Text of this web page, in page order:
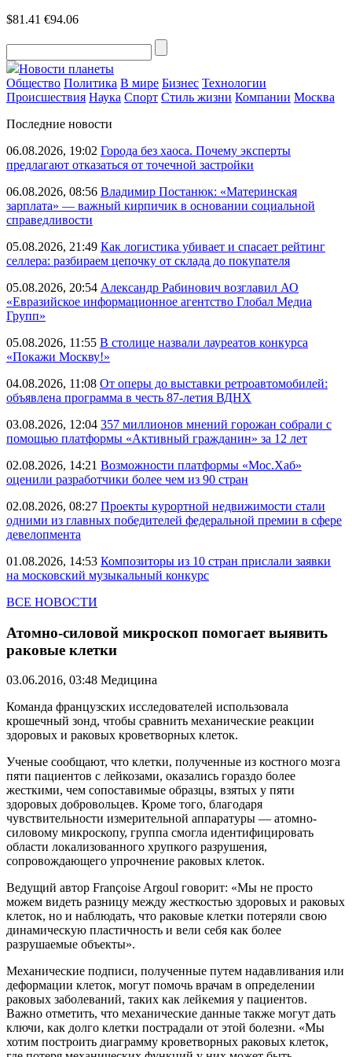
$81.41 €94.06
Новости планеты
Общество Политика В мире Бизнес Технологии
Происшествия Наука Спорт Стиль жизни Компании Москва
Последние новости
06.08.2026, 19:02 Города без хаоса. Почему эксперты
предлагают отказаться от точечной застройки
06.08.2026, 08:56 Владимир Постанюк: «Материнская
зарплата» — важный кирпичик в основании социальной
справедливости
05.08.2026, 21:49 Как логистика убивает и спасает рейтинг
селлера: разбираем цепочку от склада до покупателя
05.08.2026, 20:54 Александр Рабинович возглавил АО
«Евразийское информационное агентство Глобал Медиа
Групп»
05.08.2026, 11:55 В столице назвали лауреатов конкурса
«Покажи Москву!»
04.08.2026, 11:08 От оперы до выставки ретроавтомобилей:
объявлена программа в честь 87-летия ВДНХ
03.08.2026, 12:04 357 миллионов мнений горожан собрали с
помощью платформы «Активный гражданин» за 12 лет
02.08.2026, 14:21 Возможности платформы «Мос.Хаб»
оценили разработчики более чем из 90 стран
02.08.2026, 08:27 Проекты курортной недвижимости стали
одними из главных победителей федеральной премии в сфере
девелопмента
01.08.2026, 14:53 Композиторы из 10 стран прислали заявки
на московский музыкальный конкурс
ВСЕ НОВОСТИ
Атомно-силовой микроскоп помогает выявить
раковые клетки
03.06.2016, 03:48 Медицина
Команда французских исследователей использовала
крошечный зонд, чтобы сравнить механические реакции
здоровых и раковых кроветворных клеток.
Ученые сообщают, что клетки, полученные из костного мозга
пяти пациентов с лейкозами, оказались гораздо более
жесткими, чем сопоставимые образцы, взятых у пяти
здоровых добровольцев. Кроме того, благодаря
чувствительности измерительной аппаратуры — атомно-
силовому микроскопу, группа смогла идентифицировать
области локализованного хрупкого разрушения,
сопровождающего упрочнение раковых клеток.
Ведущий автор Françoise Argoul говорит: «Мы не просто
можем видеть разницу между жесткостью здоровых и раковых
клеток, но и наблюдать, что раковые клетки потеряли свою
динамическую пластичность и вели себя как более
разрушаемые объекты».
Механические подписи, полученные путем надавливания или
деформации клеток, могут помочь врачам в определении
раковых заболеваний, таких как лейкемия у пациентов.
Важно отметить, что механические данные также могут дать
ключи, как долго клетки пострадали от этой болезни. «Мы
хотим построить диаграмму кроветворных раковых клеток,